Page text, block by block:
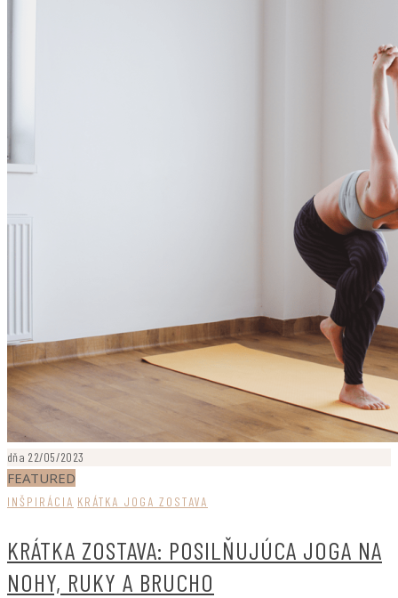
dňa 22/05/2023
FEATURED
INŠPIRÁCIA KRÁTKA JOGA ZOSTAVA
KRÁTKA ZOSTAVA: POSILŇUJÚCA JOGA NA
NOHY, RUKY A BRUCHO